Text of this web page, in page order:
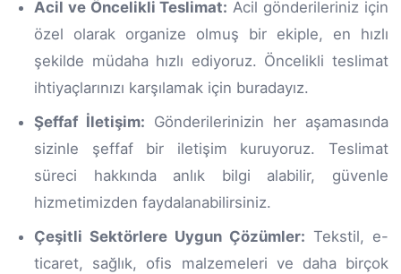
Acil ve Öncelikli Teslimat: Acil gönderileriniz için
özel olarak organize olmuş bir ekiple, en hızlı
şekilde müdaha hızlı ediyoruz. Öncelikli teslimat
ihtiyaçlarınızı karşılamak için buradayız.
Şeffaf İletişim: Gönderilerinizin her aşamasında
sizinle şeffaf bir iletişim kuruyoruz. Teslimat
süreci hakkında anlık bilgi alabilir, güvenle
hizmetimizden faydalanabilirsiniz.
Çeşitli Sektörlere Uygun Çözümler: Tekstil, e-
ticaret, sağlık, ofis malzemeleri ve daha birçok